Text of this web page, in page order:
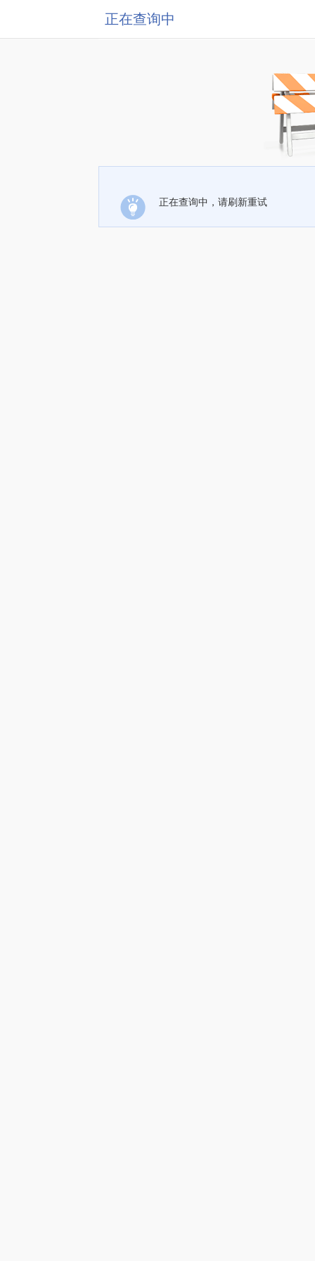
正在查询中
正在查询中，请刷新重试